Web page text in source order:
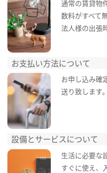
通常の賃貸物
数料がすべて
法人様の出張
お支払い方法について
お申し込み確
送り致します。
設備とサービスについて
生活に必要な
すぐに使え、